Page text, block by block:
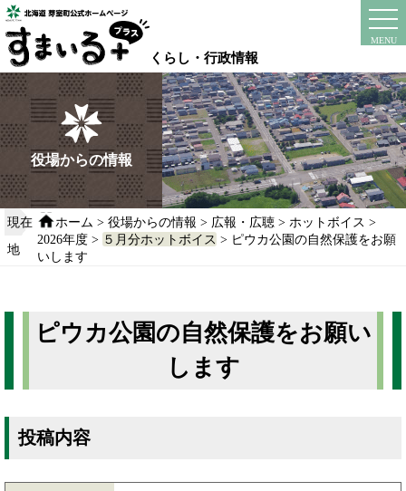
本
文
へ
移
動
る
くらし・行政情報
MENU
instagram
役場からの情報
現在
地
ホーム >役場からの情報 > 広報・広聴 > ホットボイス >
2026年度 > ５月分ホットボイス > ピウカ公園の自然保護をお願
いします
ピウカ公園の自然保護をお願い
します
投稿内容